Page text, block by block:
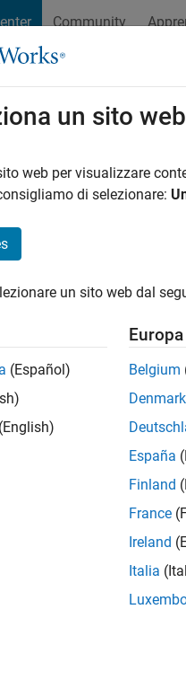
Community
un sito web
web per visualizzare
di selezionare:
un sito web dal
(Español)
(English)
Europa
Belgium
Denmark
España
Finland
France
Ireland
Italia